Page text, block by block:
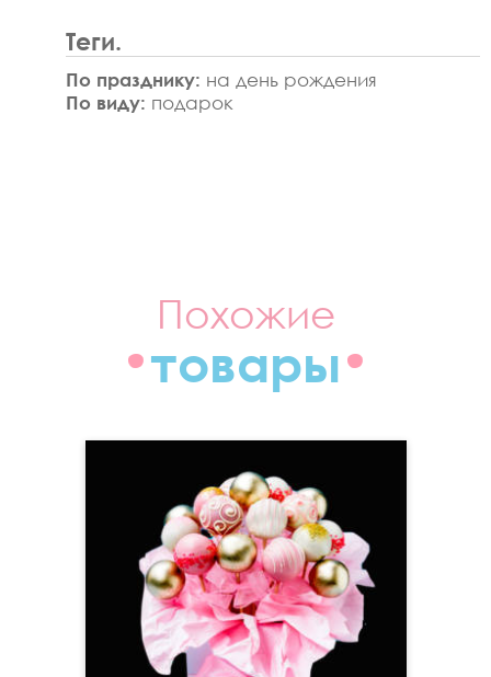
Теги.
По празднику: на день рождения
По виду: подарок
Похожие
товары